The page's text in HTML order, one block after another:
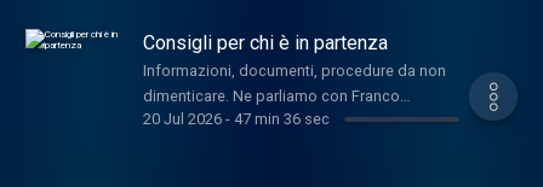
della Direzione Centrale Entrate INPS.
Consigli per chi è in partenza
Informazioni, documenti, procedure da non
dimenticare. Ne parliamo con Franco
Gattinoni , presidente FTO, Federazione
20 Jul 2026- 47 min 36 sec